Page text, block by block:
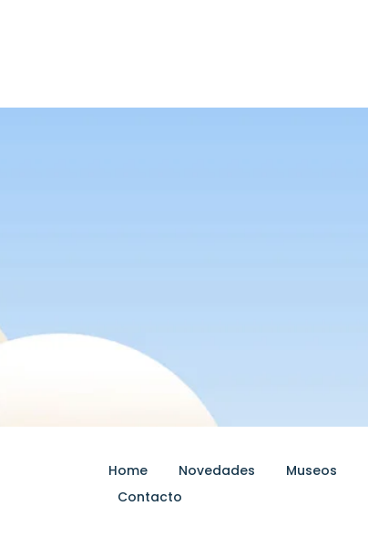
Home Novedades Museos
Contacto